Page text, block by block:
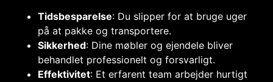
Tidsbesparelse: Du slipper for at bruge uger
på at pakke og transportere.
Sikkerhed: Dine møbler og ejendele bliver
behandlet professionelt og forsvarligt.
Effektivitet: Et erfarent team arbejder hurtigt